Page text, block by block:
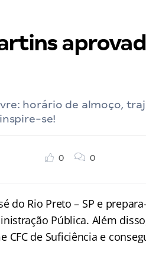
horário de almoço,
se!
0 0
do Rio Preto – SP e
Pública. Além
CFC de Suficiência e